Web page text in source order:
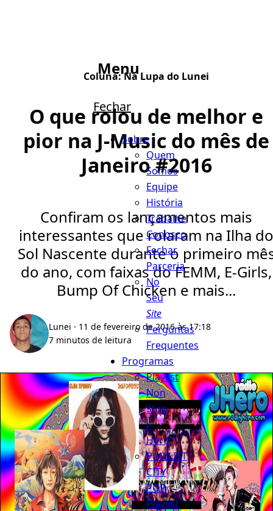
Menu
Fechar
Sobre
Quem
Somos
Equipe
História
Trabalhe
Conosco
Fechar
Parceria
No
Seu
Site
Perguntas
Frequentes
Programas
Playlist
Non
Stop
J-
Hero
PLAYLIST
CITY
POP
Playlist
Coluna:Na Lupa do Lunei
O que rolou de melhor e
pior na J-Music do mês de
Janeiro #2016
Confiram os lançamentos mais
interessantes que rolaram na Ilha do
Sol Nascente durante o primeiro
do ano, com faixas do FEMM, E-Girls,
Bump Of Chicken e mais...
Lunei · 11 de fevereiro de 2016 às 17:18
7 minutos de leitura